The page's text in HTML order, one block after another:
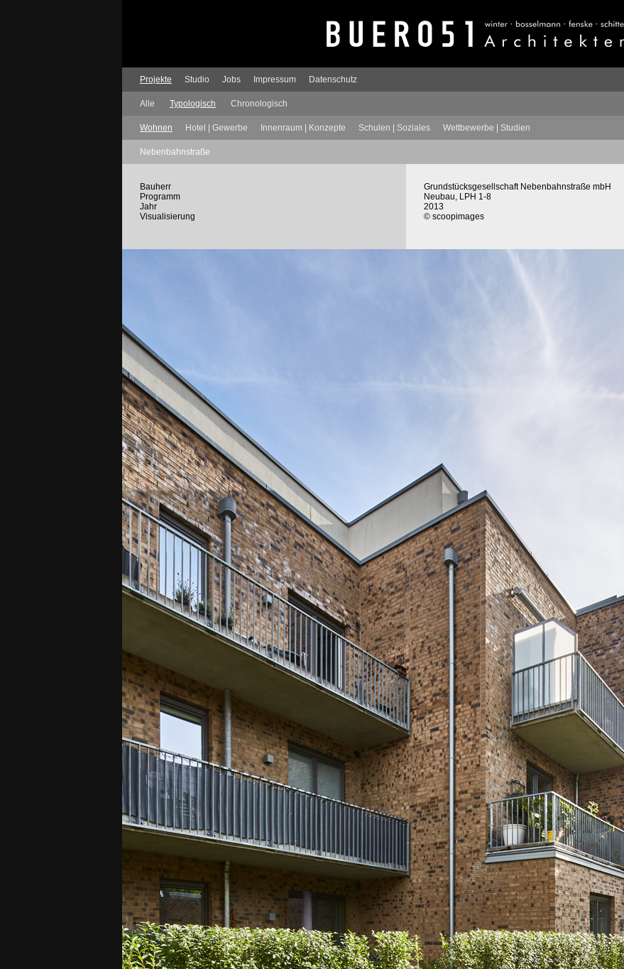
Projekte Studio Jobs Impressum Datenschutz
Alle Typologisch Chronologisch
Wohnen Hotel | Gewerbe Innenraum | Konzepte Schulen | Soziales Wettbewerbe | Studien
Nebenbahnstraße
Bauherr
Programm
Jahr
Visualisierung
Grundstücksgesellschaft Nebenbahnstraße mbH
Neubau, LPH 1-8
2013
© scoopimages